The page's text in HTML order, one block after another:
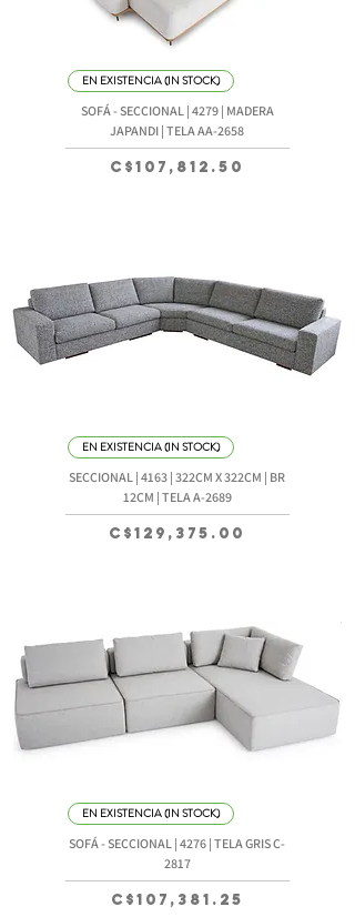
EN EXISTENCIA (IN STOCK)
SOFÁ - SECCIONAL | 4279 | MADERA
JAPANDI | TELA AA-2658
Precio
C$107,812.50
EN EXISTENCIA (IN STOCK)
SECCIONAL | 4163 | 322CM X 322CM | BR
12CM | TELA A-2689
Precio
C$129,375.00
EN EXISTENCIA (IN STOCK)
SOFÁ - SECCIONAL | 4276 | TELA GRIS C-
2817
Precio
C$107,381.25